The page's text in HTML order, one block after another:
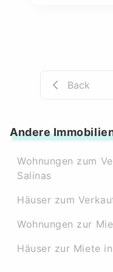
Back
Andere
Wohnungen zum
Salinas
Häuser zum
Wohnungen zur
Häuser zur Miete